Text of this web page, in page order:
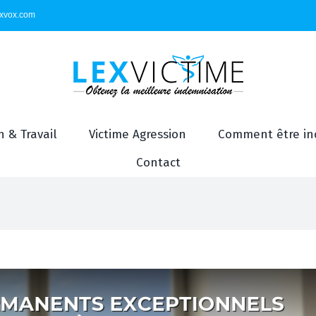
& Travail Victime Agression
Comment être
Contact